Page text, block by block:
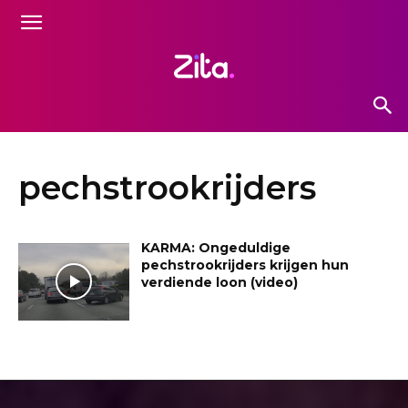
pechstrookrijders
KARMA: Ongeduldige
pechstrookrijders krijgen hun
verdiende loon (video)